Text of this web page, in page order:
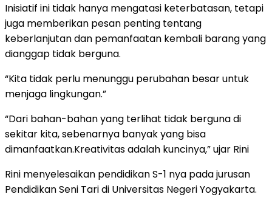
Inisiatif ini tidak hanya mengatasi keterbatasan, tetapi
juga memberikan pesan penting tentang
keberlanjutan dan pemanfaatan kembali barang yang
dianggap tidak berguna.
“Kita tidak perlu menunggu perubahan besar untuk
menjaga lingkungan.”
“Dari bahan-bahan yang terlihat tidak berguna di
sekitar kita, sebenarnya banyak yang bisa
dimanfaatkan.Kreativitas adalah kuncinya,” ujar Rini
Rini menyelesaikan pendidikan S-1 nya pada jurusan
Pendidikan Seni Tari di Universitas Negeri Yogyakarta.